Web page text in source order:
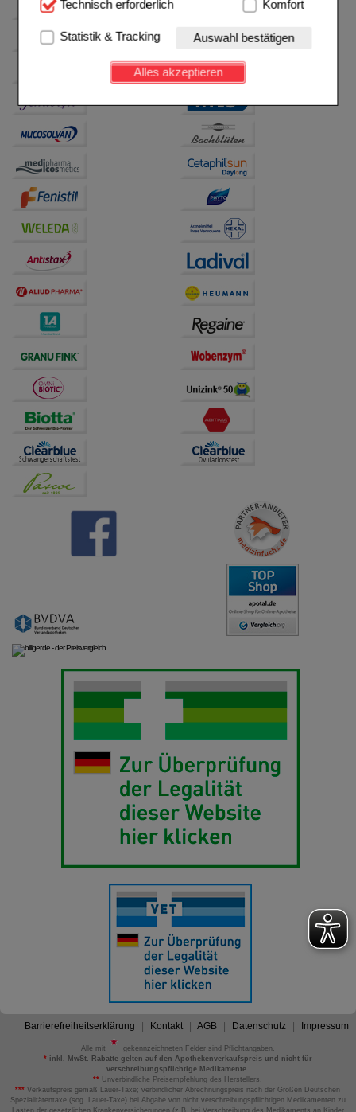
Technisch Notwendig:Hierbei handelt es sich um
Website notwendig sind (z.B. Navigation, Warenkorb,
Kundenkonto), weshalb auf diese nicht verzichtet
werden kann.
Einkaufserlebnis noch ansprechender zu gestalten,
Besuchers oder unsere Seite an bevorzugte
Verhaltensweisen (z.B. Spracheinstellung)
anzupassen. Komfort-Cookies ermöglichen es uns
auch auf Ihre Bedürfnisse zugeschrittene Inhalte
anzuzeigen und unser Partnerprogramm zu
betreiben.
Statistik & Tracking:
Hierüber lassen sich
Informationen über die Art und Weise der Nutzung
unserer Website sammeln, mit deren Hilfe wir unsere
auf unserer Website aber auch die Werbung auf
Drittseiten möglichst relevant für Sie zu gestalten.
Bitte beachten Sie, dass Daten hierfür teilweise an
Dritte wie z.B. Google oder soziale Medien
Technisch erforderlich Komfort
Statistik & Tracking Auswahl bestätigen
Alles akzeptieren
Barrierefreiheitserklärung Kontakt AGB Datenschutz Impressum
Alle mit
gekennzeichneten Felder sind Pflichtangaben.
*inkl. MwSt. Rabatte gelten auf den Apothekenverkaufspreis und nicht für
verschreibungspflichtige Medikamente.
** Unverbindliche Preisempfehlung des Herstellers.
*** Verkaufspreis gemäß Lauer-Taxe; verbindlicher Abrechnungspreis nach der Großen Deutschen
Spezialitätentaxe (sog. Lauer-Taxe) bei Abgabe von nicht verschreibungspflichtigen Medikamenten zu
Lasten der gesetzlichen Krankenversicherungen (z.B. bei Verschreibung des Medikaments an Kinder